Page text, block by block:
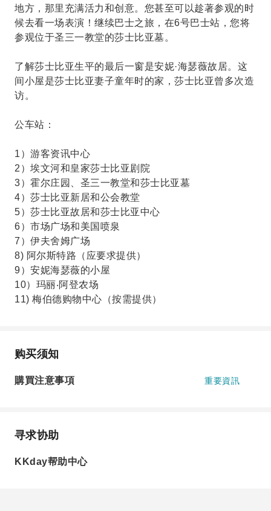
地方，那里充满活力和创意。您甚至可以趁著参观的时
候去看一场表演！继续巴士之旅，在6号巴士站，您将
参观位于圣三一教堂的莎士比亚墓。
了解莎士比亚生平的最后一窗是安妮·海瑟薇故居。这
间小屋是莎士比亚妻子童年时的家，莎士比亚曾多次造
访。
公车站：
1）游客资讯中心
2）埃文河和皇家莎士比亚剧院
3）霍尔庄园、圣三一教堂和莎士比亚墓
4）莎士比亚新居和公会教堂
5）莎士比亚故居和莎士比亚中心
6）市场广场和美国喷泉
7）伊夫舍姆广场
8) 阿尔斯特路（应要求提供）
9）安妮海瑟薇的小屋
10）玛丽‧阿登农场
11) 梅伯德购物中心（按需提供）
购买须知
購買注意事項 重要資訊
寻求协助
KKday帮助中心